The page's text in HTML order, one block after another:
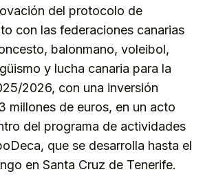
del protocolo de
con las federaciones canarias
balonmano, voleibol,
y lucha canaria para la
2026, con una inversión
millones de euros, en un acto
del programa de actividades
que se desarrolla hasta el
en Santa Cruz de Tenerife.